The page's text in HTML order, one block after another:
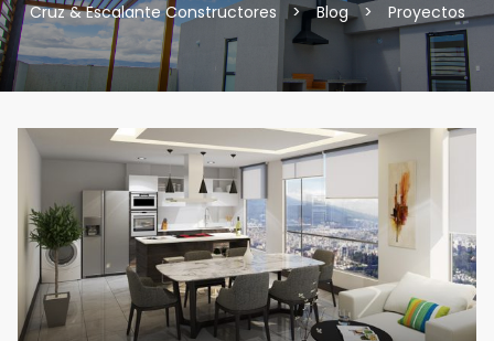
Cruz & Escalante Constructores > Blog > Proyectos